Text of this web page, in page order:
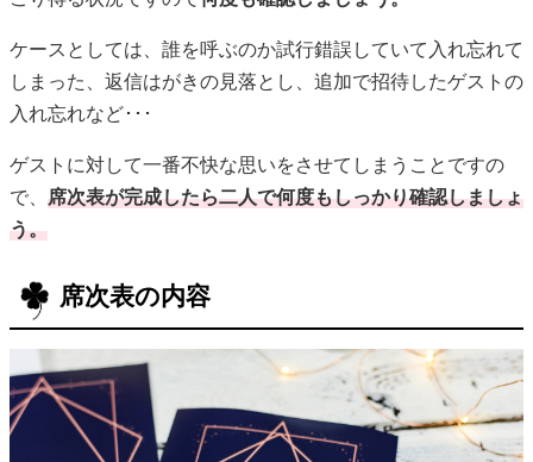
う。
席次表の内容